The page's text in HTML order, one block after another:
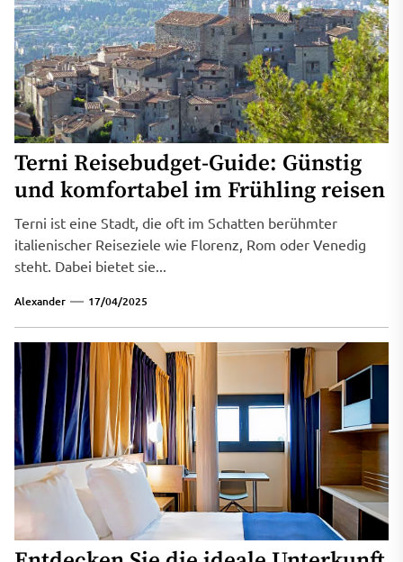
Terni Reisebudget-Guide: Günstig
und komfortabel im Frühling reisen
Terni ist eine Stadt, die oft im Schatten berühmter
italienischer Reiseziele wie Florenz, Rom oder Venedig
steht. Dabei bietet sie...
Alexander 17/04/2025